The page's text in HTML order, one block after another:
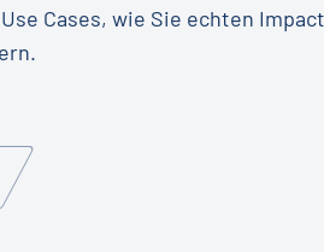
Cases, wie Sie echten